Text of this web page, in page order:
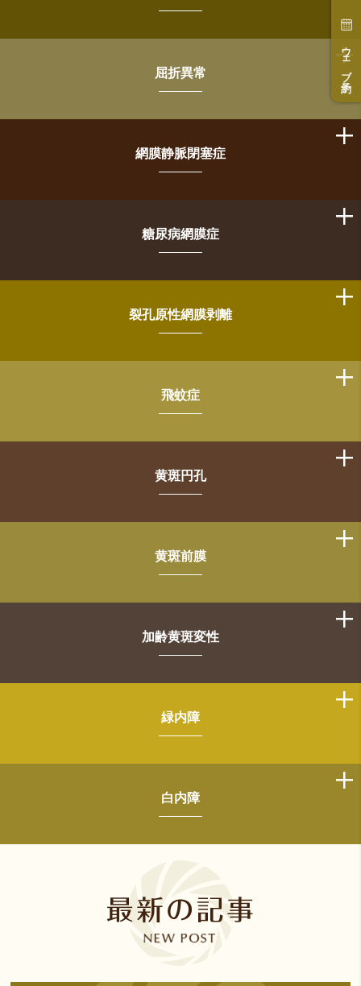
ウェブ予約
屈折異常
網膜静脈閉塞症
糖尿病網膜症
裂孔原性網膜剥離
飛蚊症
黄斑円孔
黄斑前膜
加齢黄斑変性
緑内障
白内障